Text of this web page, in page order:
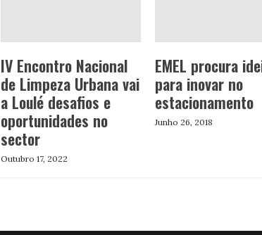
IV Encontro Nacional
de Limpeza Urbana vai
a Loulé desafios e
oportunidades no
sector
Outubro 17, 2022
EMEL procura
para inovar no
estacionamento
Junho 26, 2018